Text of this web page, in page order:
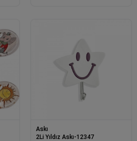
Askı
2Li Yıldız Askı-12347